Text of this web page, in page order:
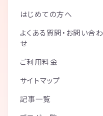
はじめての方へ
よくある質問・お問い合わ
せ
ご利用料金
サイトマップ
記事一覧